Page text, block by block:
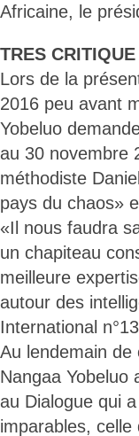
Africaine, le
TRES
Lors de la
2016 peu avant
Yobeluo
au 30 novembre
méthodiste
pays du chaos»
«Il nous faudra
un chapiteau
meilleure
autour des
International
Au lendemain
Nangaa Yobeluo
au Dialogue qui
imparables, celle